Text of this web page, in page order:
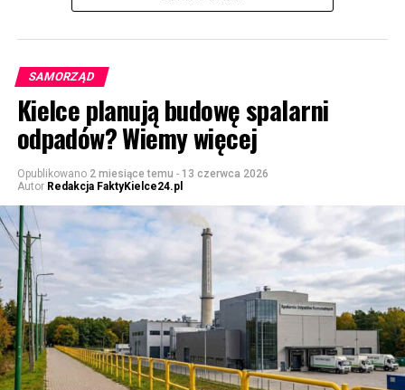
SAMORZĄD
Kielce planują budowę spalarni
odpadów? Wiemy więcej
Opublikowano 2 miesiące temu - 13 czerwca 2026
Autor Redakcja FaktyKielce24.pl